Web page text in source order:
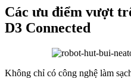
Các ưu điểm vượt
D3 Connected
Không chỉ có công nghệ làm